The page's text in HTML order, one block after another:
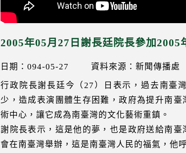
2005年05月27日謝長廷院長參加2005
日期：094-05-27
資料來源：新聞傳播處
行政院長謝長廷今（27）日表示，過去南臺
少，造成表演團體生存困難，政府為提升南
術中心，讓它成為南臺灣的文化藝術重鎮。
謝院長表示，這是他的夢，也是政府送給南
會在南臺灣舉辦，這是南臺灣人民的福氣，他